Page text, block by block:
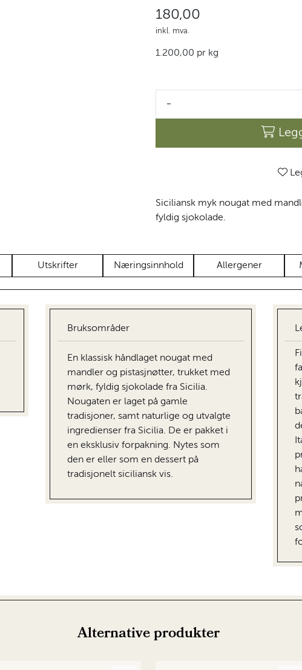
180,00
inkl. mva.
1.200,00 pr kg
-
Siciliansk myk nougat med
fyldig sjokolade.
Utskrifter Næringsinnhold Allergener
Bruksområder
En klassisk håndlaget nougat med
mandler og pistasjnøtter, trukket med
mørk, fyldig sjokolade fra Sicilia.
Nougaten er laget på gamle
tradisjoner, samt naturlige og utvalgte
ingredienser fra Sicilia. De er pakket i
en eksklusiv forpakning. Nytes som
den er eller som en dessert på
tradisjonelt siciliansk vis.
Alternative produkter